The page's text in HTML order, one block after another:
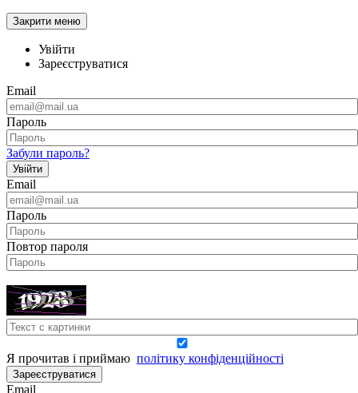
Закрити меню
Увійти
Зареєструватися
Email
Пароль
Забули пароль?
Увійти
Email
Пароль
Повтор пароля
Я прочитав і приймаю політику конфіденційності
Зареєструватися
Email